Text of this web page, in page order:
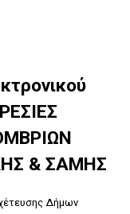
& ΣΑΜΗΣ
Δήμων